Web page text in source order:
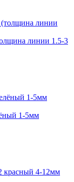
линии 1.5-3
1-5мм